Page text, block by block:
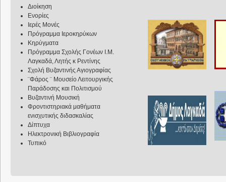
Διοίκηση
Ενορίες
Ιερές Μονές
Πρόγραμμα Ιεροκηρύκων
Κηρύγματα
Πρόγραμμα Σχολής Γονέων Ι.Μ.
Λαγκαδά, Λητής κ Ρεντίνης
Σχολή Βυζαντινής Αγιογραφίας
¨Φάρος ¨ Μουσείο Λειτουργικής
Παράδοσης και Πολιτισμού
Βυζαντινή Μουσική
Φροντιστηριακά μαθήματα
ενισχυτικής διδασκαλίας
Δίπτυχα
Ηλεκτρονική Βιβλιογραφία
Τυπικό